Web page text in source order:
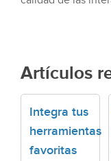
Artículos
Integra tus
herramientas
favoritas